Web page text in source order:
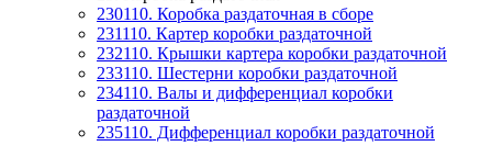
230110. Коробка раздаточная в сборе
231110. Картер коробки раздаточной
232110. Крышки картера коробки раздаточной
233110. Шестерни коробки раздаточной
234110. Валы и дифференциал коробки
раздаточной
235110. Дифференциал коробки раздаточной